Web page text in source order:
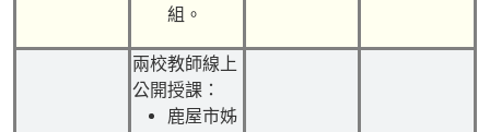
組。
兩校教師線上
公開授課：
鹿屋市姊